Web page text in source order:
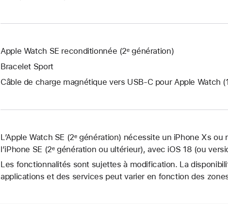
Apple Watch SE reconditionnée (2ᵉ génération)
Bracelet Sport
Câble de charge magnétique vers USB‑C pour Apple Watch
L’Apple Watch SE (2ᵉ génération) nécessite un iPhone Xs
l’iPhone SE (2ᵉ génération ou ultérieur), avec iOS 18 (ou
Les fonctionnalités sont sujettes à modification. La
applications et des services peut varier en fonction des